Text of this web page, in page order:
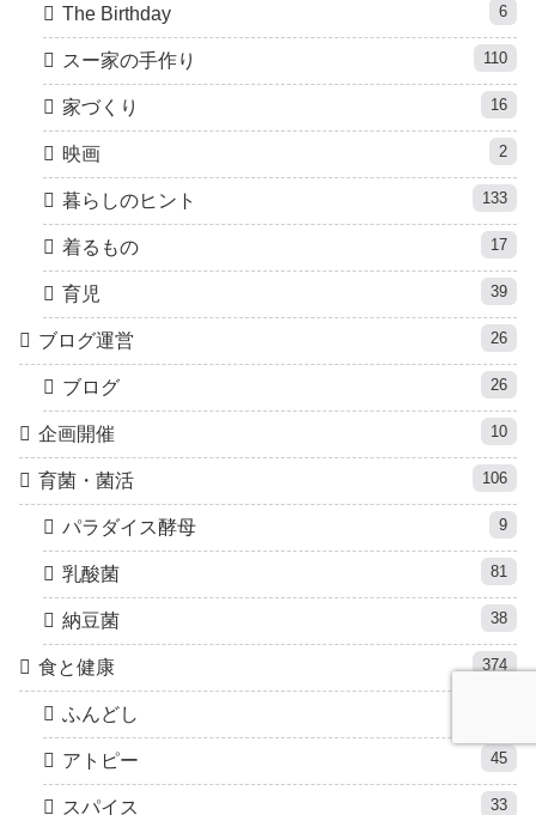
The Birthday 6
スー家の手作り 110
家づくり 16
映画 2
暮らしのヒント 133
着るもの 17
育児 39
ブログ運営 26
ブログ 26
企画開催 10
育菌・菌活 106
パラダイス酵母 9
乳酸菌 81
納豆菌 38
食と健康 374
ふんどし
アトピー 45
スパイス 33